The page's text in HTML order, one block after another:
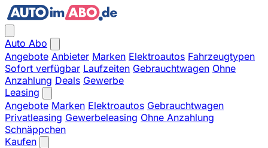
Auto Abo
Angebote Anbieter Marken Elektroautos Fahrzeugtypen
Sofort verfügbar Laufzeiten Gebrauchtwagen Ohne
Anzahlung Deals Gewerbe
Leasing
Angebote Marken Elektroautos Gebrauchtwagen
Privatleasing Gewerbeleasing Ohne Anzahlung
Schnäppchen
Kaufen